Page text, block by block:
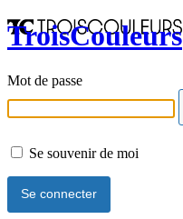
TroisCouleurs
Mot de passe
Se souvenir de moi